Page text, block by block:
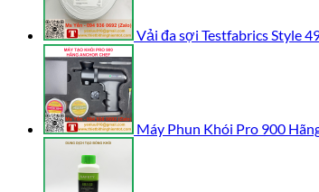
Vải đa sợi Testfabrics Style
Máy Phun Khói Pro 900